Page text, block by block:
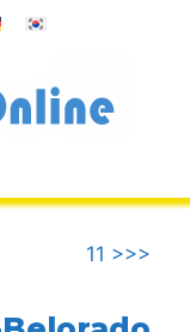
11 >>>